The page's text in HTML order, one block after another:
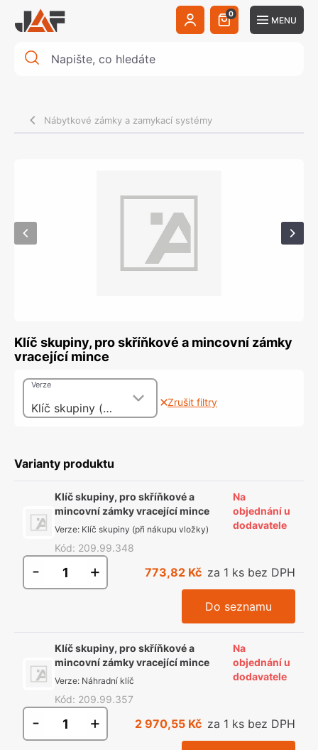
0
MENU
Nábytkové zámky a zamykací systémy
Klíč skupiny, pro skříňkové a mincovní zámky
vracející mince
Klíč skupiny (při nákupu vložky)
Verze
Zrušit filtry
Varianty produktu
Klíč skupiny, pro skříňkové a
mincovní zámky vracející mince
Verze: Klíč skupiny (při nákupu vložky)
Kód: 209.99.348
Na
objednání u
dodavatele
- + 773,82 Kč za 1 ks bez DPH
Do seznamu
Klíč skupiny, pro skříňkové a
mincovní zámky vracející mince
Verze: Náhradní klíč
Kód: 209.99.357
Na
objednání u
dodavatele
- + 2 970,55 Kč za 1 ks bez DPH